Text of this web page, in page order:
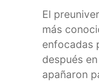
El
más
enfocadas
después
apañaron